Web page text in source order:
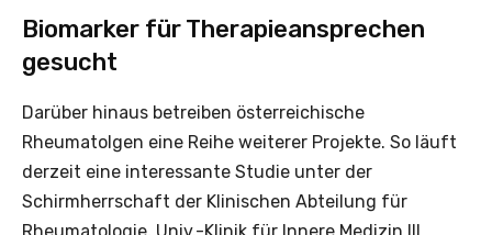
Biomarker für Therapieansprechen
gesucht
Darüber hinaus betreiben österreichische
Rheumatolgen eine Reihe weiterer Projekte. So läuft
derzeit eine interessante Studie unter der
Schirmherrschaft der Klinischen Abteilung für